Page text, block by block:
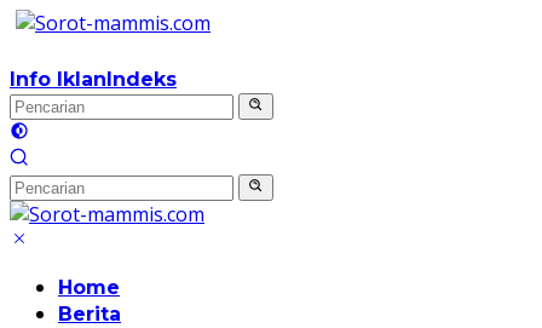
Langsung
konten
Info IklanIndeks
Home
Berita